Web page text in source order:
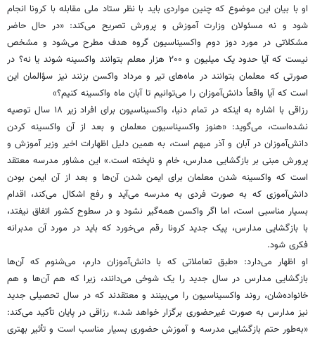
او با بیان این موضوع که چنین مواردی باید با نظر ستاد ملی مقابله با کرونا انجام
شود و نه مسئولان وزارت آموزش و پرورش تصریح می‌کند: «در حال حاضر
مشکلاتی در مورد دوز دوم واکسیناسیون گروه هدف مطرح می‌شود و مشخص
نیست که آیا حدود یک میلیون و ۲۰۰ هزار معلم بتوانند واکسینه شوند یا نه؟ در
صورتی که معلمان بتوانند در ماه‌های تیر و مرداد واکسن بزنند نیز سؤالمان این
است که آیا واقعاً دانش‌آموزان را می‌توانیم تا آبان ماه واکسینه کنیم؟»
رزاقی با اشاره به اینکه در تمام دنیا، واکسیناسیون برای افراد زیر ۱۸ سال توصیه
نشده‌است، می‌گوید: «هنوز واکسیناسیون معلمان و بعد از آن واکسینه کردن
دانش‌آموزان در آبان و آذر مبهم است، به همین دلیل اظهارات اخیر وزیر آموزش و
پرورش مبنی بر بازگشایی مدارس، خام و ناپخته است.» این مشاور مدرسه معتقد
است که واکسینه شدن معلمان برای ایمن شدن آن‌ها و بعد از آن ایمن بودن
دانش‌آموزی که به صورت فردی به مدرسه می‌آید و رفع اشکال می‌کند، اقدام
بسیار مناسبی است، اما اگر واکسن همه‌گیر نشود و در سطوح کشور اتفاق نیفتد،
با بازگشایی مدارس، پیک جدید کرونا رقم می‌خورد که باید در مورد آن مدبرانه
فکری شود.
او اظهار می‌دارد: «طبق تعاملاتی که با دانش‌آموزان دارم، می‌شنوم که آن‌ها
بازگشایی مدارس در سال جدید را یک شوخی می‌دانند، زیرا که هم آن‌ها و هم
خانواده‌شان، روند واکسیناسیون را می‌بینند و معتقدند که در سال تحصیلی جدید
نیز مدارس به صورت غیرحضوری برگزار خواهد شد.» رزاقی در پایان تأکید می‌کند:
«به‌طور حتم بازگشایی مدرسه و آموزش حضوری بسیار مناسب است و تأثیر بهتری